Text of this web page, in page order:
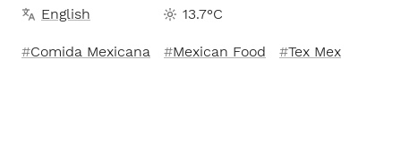
English 13.7°C
Comida Mexicana Mexican Food Tex Mex